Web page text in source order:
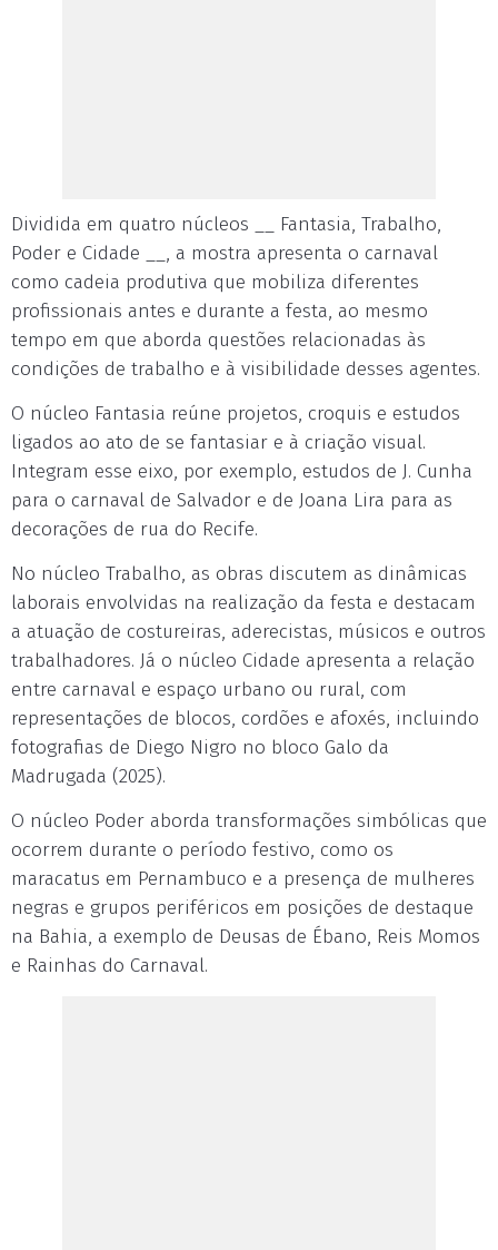
Dividida em quatro núcleos __ Fantasia, Trabalho,
Poder e Cidade __, a mostra apresenta o carnaval
como cadeia produtiva que mobiliza diferentes
profissionais antes e durante a festa, ao mesmo
tempo em que aborda questões relacionadas às
condições de trabalho e à visibilidade desses agentes.
O núcleo Fantasia reúne projetos, croquis e estudos
ligados ao ato de se fantasiar e à criação visual.
Integram esse eixo, por exemplo, estudos de J. Cunha
para o carnaval de Salvador e de Joana Lira para as
decorações de rua do Recife.
No núcleo Trabalho, as obras discutem as dinâmicas
laborais envolvidas na realização da festa e destacam
a atuação de costureiras, aderecistas, músicos e outros
trabalhadores. Já o núcleo Cidade apresenta a relação
entre carnaval e espaço urbano ou rural, com
representações de blocos, cordões e afoxés, incluindo
fotografias de Diego Nigro no bloco Galo da
Madrugada (2025).
O núcleo Poder aborda transformações simbólicas que
ocorrem durante o período festivo, como os
maracatus em Pernambuco e a presença de mulheres
negras e grupos periféricos em posições de destaque
na Bahia, a exemplo de Deusas de Ébano, Reis Momos
e Rainhas do Carnaval.